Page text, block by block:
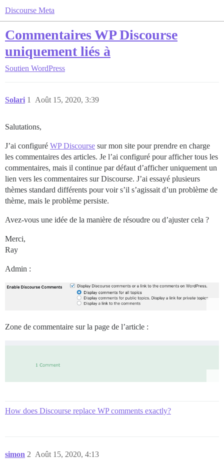
Discourse Meta
Commentaires WP Discourse
uniquement liés à
Soutien WordPress
Solari Août 15, 2020, 3:39
1
Salutations,
J’ai configuré WP Discourse sur mon site pour prendre en charge
les commentaires des articles. Je l’ai configuré pour afficher tous les
commentaires, mais il continue par défaut d’afficher uniquement un
lien vers les commentaires sur Discourse. J’ai essayé plusieurs
thèmes standard différents pour voir s’il s’agissait d’un problème de
thème, mais le problème persiste.
Avez-vous une idée de la manière de résoudre ou d’ajuster cela ?
Merci,
Ray
Admin :
Zone de commentaire sur la page de l’article :
How does Discourse replace WP comments exactly?
simon Août 15, 2020, 4:13
2